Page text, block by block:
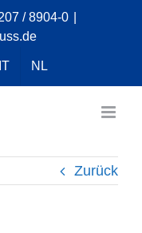
/ 8904-0
IT NL
Zurück